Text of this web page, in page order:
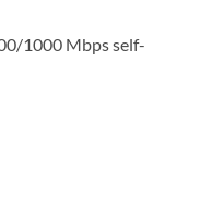
1000 Mbps self-